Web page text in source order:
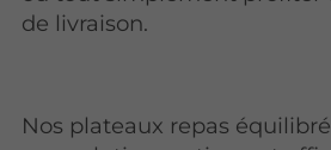
de livraison.
Nos plateaux repas